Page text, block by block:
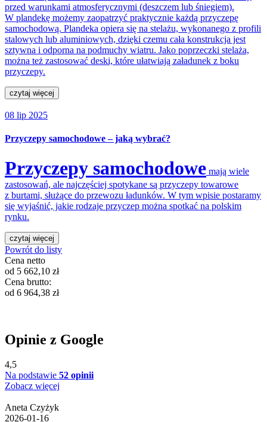
przed warunkami atmosferycznymi (deszczem lub śniegiem).
W plandekę możemy zaopatrzyć praktycznie każdą przyczepę
samochodową. Plandeka opiera się na stelażu, wykonanego z profili
stalowych lub aluminiowych, dzięki czemu cała konstrukcja jest
sztywna i odporna na podmuchy wiatru. Jako poprzeczki stelaża,
można też zastosować deski, które ułatwiają załadunek z boku
przyczepy.
czytaj więcej
08 lip 2025
Przyczepy samochodowe – jaką wybrać?
Przyczepy samochodowe mają wiele
zastosowań, ale najczęściej spotykane są przyczepy towarowe
z burtami, służące do przewozu ładunków. W tym wpisie postaramy
się wyjaśnić, jakie rodzaje przyczep można spotkać na polskim
rynku.
czytaj więcej
Powrót do listy
Cena netto
od 5 662,10 zł
Cena brutto:
od 6 964,38 zł
Opinie z Google
4,5
Na podstawie 52 opinii
Zobacz więcej
Aneta Czyżyk
2026-01-16